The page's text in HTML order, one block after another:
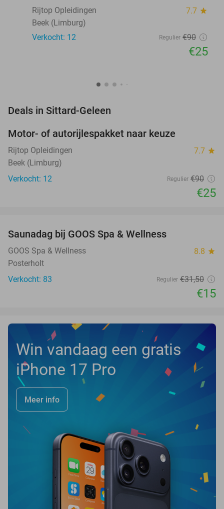
Rijtop Opleidingen
7.7 star
Beek (Limburg)
Verkocht: 12
Regulier €90
€25
Deals in Sittard-Geleen
Motor- of autorijlespakket naar keuze
Rijtop Opleidingen 7.7 star
Beek (Limburg)
Verkocht: 12
Regulier €90
€25
TODAY
Saunadag bij GOOS Spa & Wellness
GOOS Spa & Wellness 8.8 star
Posterholt
Verkocht: 83
Regulier €31,50
€15
Win vandaag een gratis
iPhone 17 Pro
Meer info